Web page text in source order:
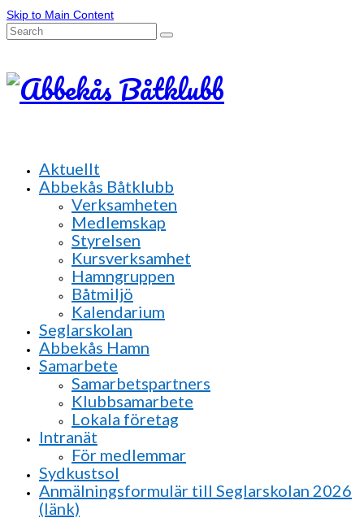
Skip to Main Content
Search
Aktuellt
Abbekås Båtklubb
Verksamheten
Medlemskap
Styrelsen
Kursverksamhet
Hamngruppen
Båtmiljö
Kalendarium
Seglarskolan
Abbekås Hamn
Samarbete
Samarbetspartners
Klubbsamarbete
Lokala företag
Intranät
För medlemmar
Sydkustsol
Anmälningsformulär till Seglarskolan 2026
(länk)